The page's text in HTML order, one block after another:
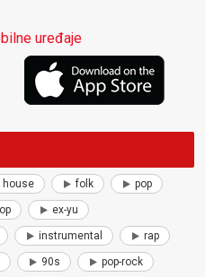
uređaje
house folk pop
ex-yu
instrumental rap
90s pop-rock